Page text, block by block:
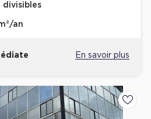
divisibles
an
En savoir plus